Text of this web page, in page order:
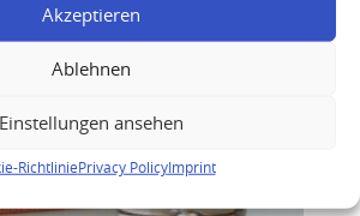
Akzeptieren
Ablehnen
Einstellungen ansehen
RichtliniePrivacy PolicyImprint